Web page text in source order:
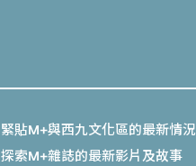
緊貼M+與西九文化區的最新情況
探索M+雜誌的最新影片及故事